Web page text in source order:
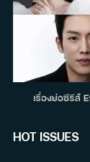
เรื่องย่อซีรีส์
HOT ISSUES